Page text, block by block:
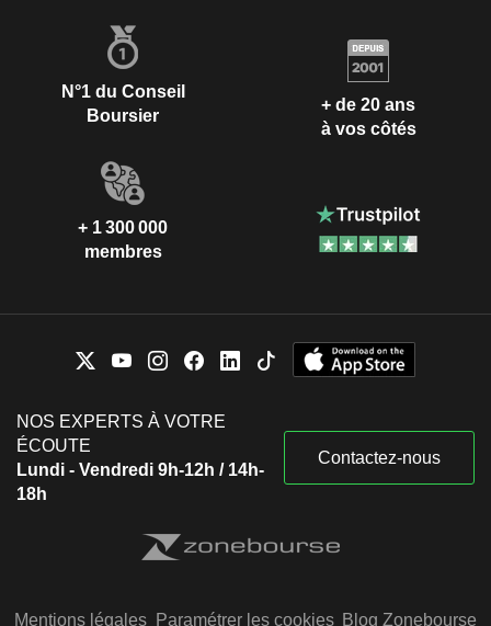
N°1 du Conseil
Boursier
+ de 20 ans
à vos côtés
+ 1 300 000
membres
NOS EXPERTS À VOTRE
ÉCOUTE
Lundi - Vendredi 9h-12h / 14h-
18h
Contactez-nous
Mentions légales Paramétrer les cookies Blog Zonebourse